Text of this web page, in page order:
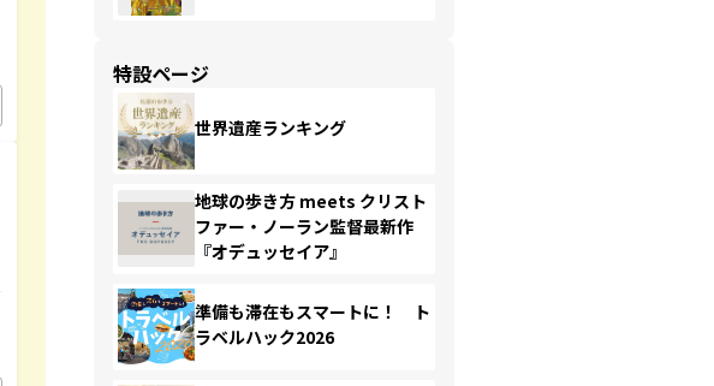
特設ページ
世界遺産ランキング
地球の歩き方 meets クリスト
ファー・ノーラン監督最新作
『オデュッセイア』
準備も滞在もスマートに！ ト
ラベルハック2026